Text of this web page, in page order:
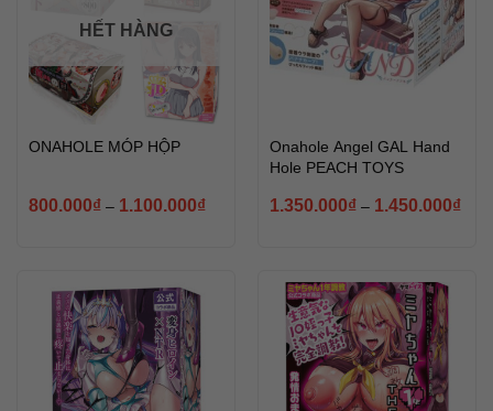
HẾT HÀNG
ONAHOLE MÓP HỘP
800.000₫– 1.100.000₫
Onahole Angel GAL Hand
Hole PEACH TOYS
1.350.000₫– 1.450.000₫